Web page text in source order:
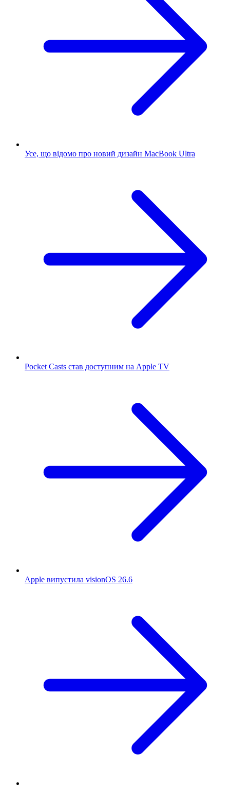
Усе, що відомо про новий дизайн MacBook Ultra
Pocket Casts став доступним на Apple TV
Apple випустила visionOS 26.6